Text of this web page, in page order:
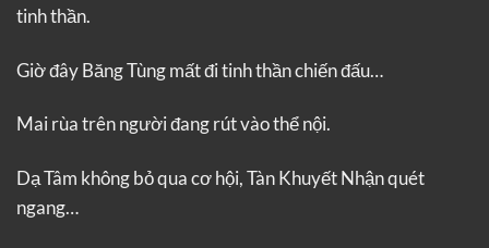
tinh thần.
Giờ đây Băng Tùng mất đi tinh thần chiến đấu…
Mai rùa trên người đang rút vào thể nội.
Dạ Tâm không bỏ qua cơ hội, Tàn Khuyết Nhận quét
ngang…